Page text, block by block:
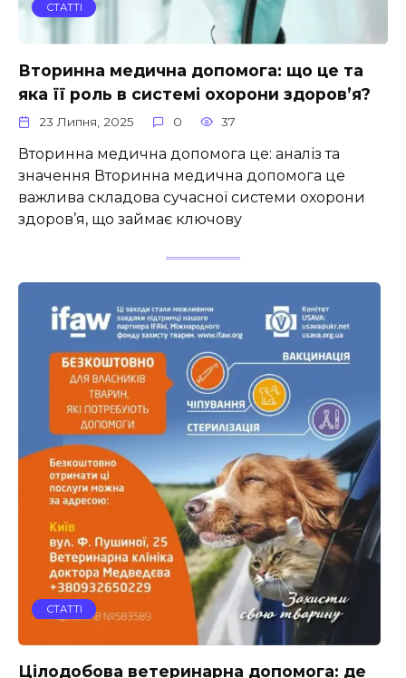
СТАТТІ
Вторинна медична допомога: що це та
яка її роль в системі охорони здоров’я?
23 Липня, 2025 0 37
Вторинна медична допомога це: аналіз та
значення Вторинна медична допомога це
важлива складова сучасної системи охорони
здоров’я, що займає ключову
СТАТТІ
Цілодобова ветеринарна допомога: де